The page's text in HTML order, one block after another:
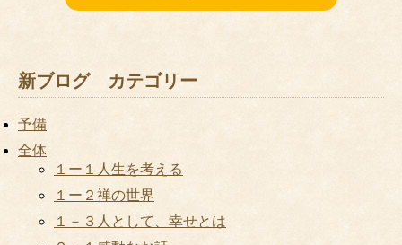
新ブログ カテゴリー
予備
全体
１ー１人生を考える
１ー２禅の世界
１－３人として、幸せとは